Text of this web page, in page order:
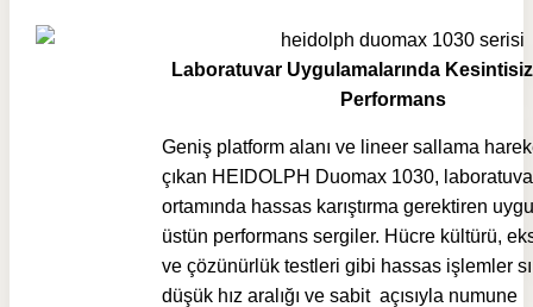
Laboratuvar Uygulamalarında
Performans
Geniş platform alanı ve lineer sallama
çıkan HEIDOLPH Duomax 1030,
ortamında hassas karıştırma gerektiren
üstün performans sergiler. Hücre kültürü,
ve çözünürlük testleri gibi hassas işlemler
düşük hız aralığı ve sabit açısıyla numune